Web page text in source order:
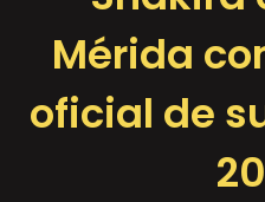
Mérida
oficial de